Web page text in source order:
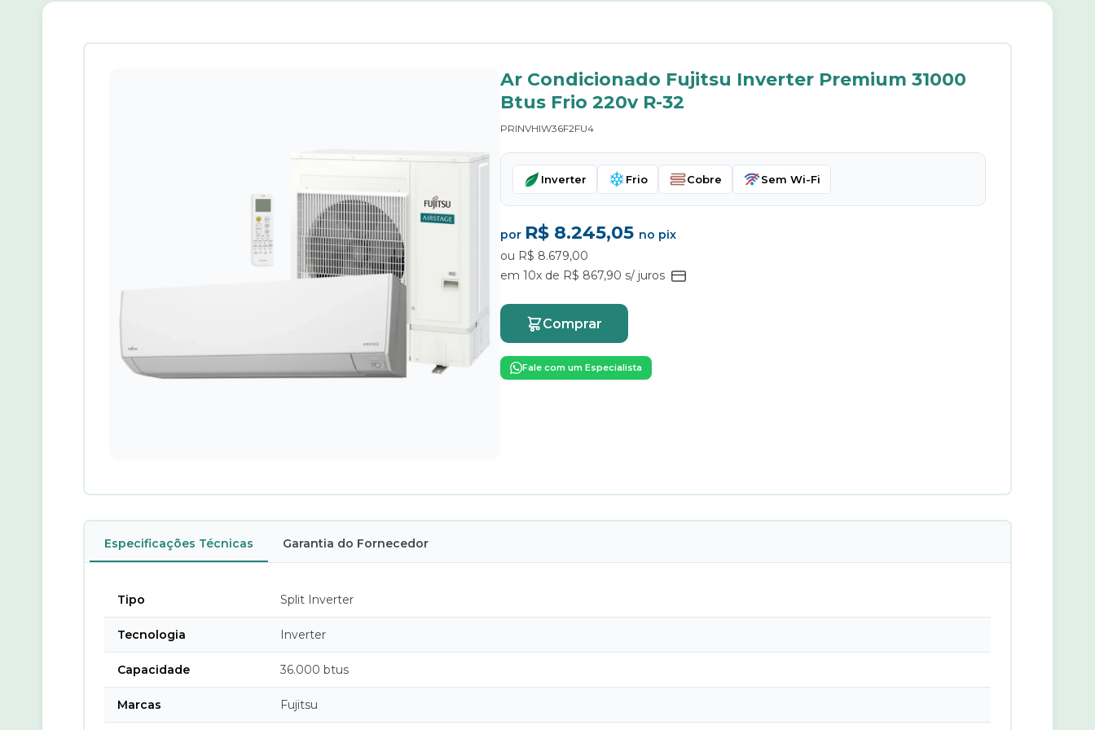
Ar Condicionado Fujitsu Inverter Premium 31000
Btus Frio 220v R-32
PRINVHIW36F2FU4
Inverter Frio Cobre Sem Wi-Fi
por R$ 8.245,05 no pix
ou R$ 8.679,00
em 10x de R$ 867,90 s/ juros
Comprar
Fale com um Especialista
Especificações Técnicas Garantia do Fornecedor
Tipo Split Inverter
Tecnologia Inverter
Capacidade 36.000 btus
Marcas Fujitsu